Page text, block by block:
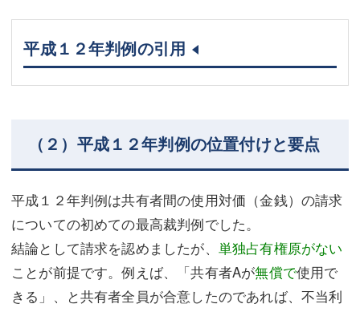
平成１２年判例の引用
（２）平成１２年判例の位置付けと要点
平成１２年判例は共有者間の使用対価（金銭）の請求
についての初めての最高裁判例でした。
結論として請求を認めましたが、 単独占有権原がない
ことが前提です。例えば、「共有者Aが無償で使用で
きる」、と共有者全員が合意したのであれば、不当利